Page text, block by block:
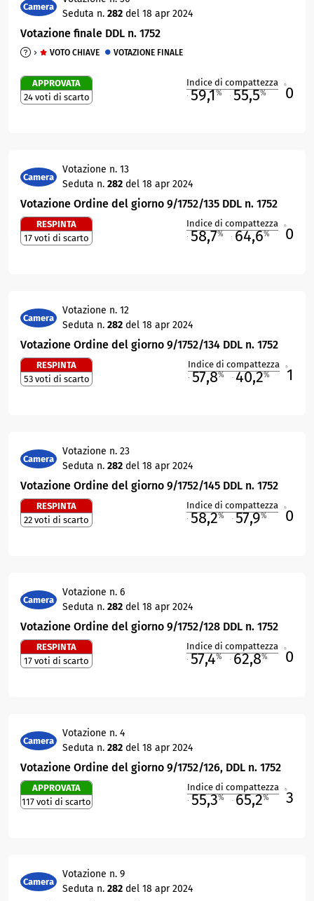
Camera
Seduta n. 282 del 18 apr 2024
Votazione finale DDL n. 1752
VOTO CHIAVE VOTAZIONE FINALE
APPROVATA
24 voti di scarto
Indice di compattezza
59,1% 55,5% 0
Camera
Votazione n. 13
Seduta n. 282 del 18 apr 2024
Votazione Ordine del giorno 9/1752/135 DDL n. 1752
RESPINTA
17 voti di scarto
Indice di compattezza
58,7% 64,6% 0
Camera
Votazione n. 12
Seduta n. 282 del 18 apr 2024
Votazione Ordine del giorno 9/1752/134 DDL n. 1752
RESPINTA
53 voti di scarto
Indice di compattezza
57,8% 40,2% 1
Camera
Votazione n. 23
Seduta n. 282 del 18 apr 2024
Votazione Ordine del giorno 9/1752/145 DDL n. 1752
RESPINTA
22 voti di scarto
Indice di compattezza
58,2% 57,9% 0
Camera
Votazione n. 6
Seduta n. 282 del 18 apr 2024
Votazione Ordine del giorno 9/1752/128 DDL n. 1752
RESPINTA
17 voti di scarto
Indice di compattezza
57,4% 62,8% 0
Camera
Votazione n. 4
Seduta n. 282 del 18 apr 2024
Votazione Ordine del giorno 9/1752/126, DDL n. 1752
APPROVATA
117 voti di scarto
Indice di compattezza
55,3% 65,2% 3
Camera
Votazione n. 9
Seduta n. 282 del 18 apr 2024